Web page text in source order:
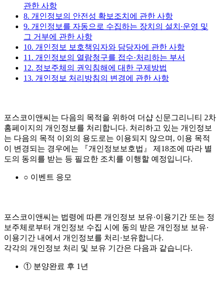
관한 사항
8. 개인정보의 안전성 확보조치에 관한 사항
9. 개인정보를 자동으로 수집하는 장치의 설치∙운영 및
그 거부에 관한 사항
10. 개인정보 보호책임자와 담당자에 관한 사항
11. 개인정보의 열람청구를 접수·처리하는 부서
12. 정보주체의 권익침해에 대한 구제방법
13. 개인정보 처리방침의 변경에 관한 사항
포스코이앤씨는 다음의 목적을 위하여 더샵 신문그리니티 2차
홈페이지의 개인정보를 처리합니다. 처리하고 있는 개인정보
는 다음의 목적 이외의 용도로는 이용되지 않으며, 이용 목적
이 변경되는 경우에는 『개인정보보호법』 제18조에 따라 별
도의 동의를 받는 등 필요한 조치를 이행할 예정입니다.
○ 이벤트 응모
포스코이앤씨는 법령에 따른 개인정보 보유·이용기간 또는 정
보주체로부터 개인정보 수집 시에 동의 받은 개인정보 보유·
이용기간 내에서 개인정보를 처리·보유합니다.
각각의 개인정보 처리 및 보유 기간은 다음과 같습니다.
① 분양완료 후 1년